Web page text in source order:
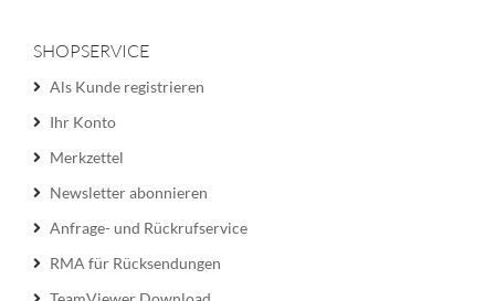
SHOPSERVICE
Als Kunde registrieren
Ihr Konto
Merkzettel
Newsletter abonnieren
Anfrage- und Rückrufservice
RMA für Rücksendungen